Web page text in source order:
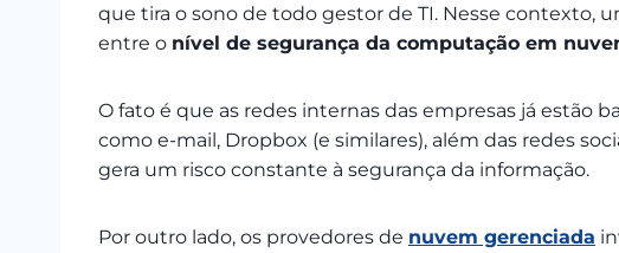
que tira o sono de todo gestor de TI. Nesse contexto,
entre o nível de segurança da computação em
O fato é que as redes internas das empresas já estão
como e-mail, Dropbox (e similares), além das redes
gera um risco constante à segurança da informação.
Por outro lado, os provedores de nuvem gerenciada